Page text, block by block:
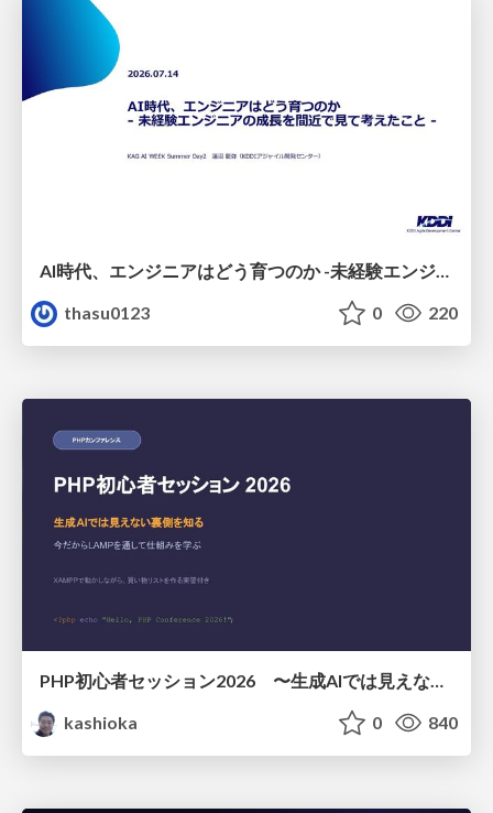
thasu0123
0 220
PHP初心者セッション2026 〜生成AIでは見えない裏側を知る：今だからLAMPを通して仕組みを学ぶ〜
kashioka
0 840